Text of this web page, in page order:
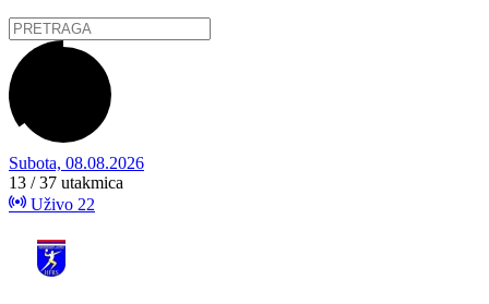
Subota, 08.08.2026
13 / 37 utakmica
Uživo 22